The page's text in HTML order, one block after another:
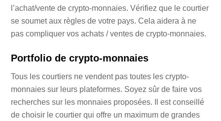
l’achat/vente de crypto-monnaies. Vérifiez que le courtier
se soumet aux règles de votre pays. Cela aidera à ne
pas compliquer vos achats / ventes de crypto-monnaies.
Portfolio de crypto-monnaies
Tous les courtiers ne vendent pas toutes les crypto-
monnaies sur leurs plateformes. Soyez sûr de faire vos
recherches sur les monnaies proposées. Il est conseillé
de choisir le courtier qui offre un maximum de grandes